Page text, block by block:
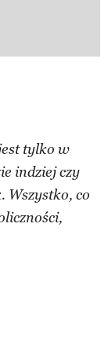
tylko w
indziej czy
Wszystko, co